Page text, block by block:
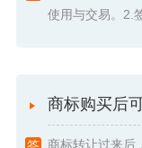
使用与交易。2.
商标购买后
商标转让过来后